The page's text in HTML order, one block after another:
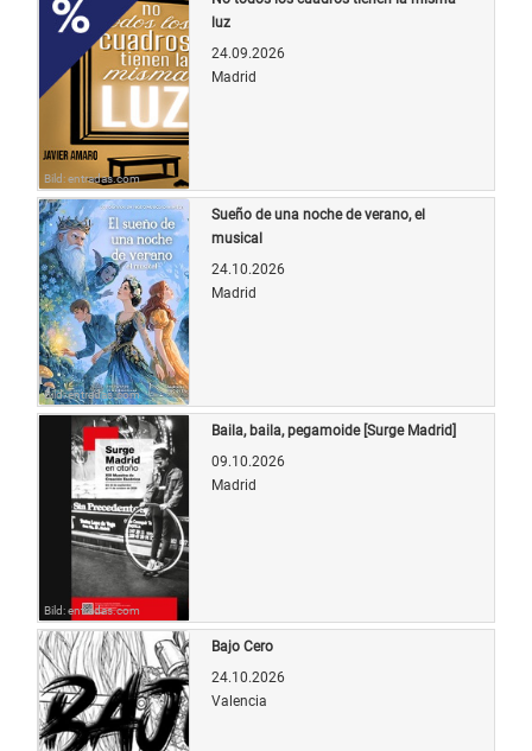
Bild: entradas.com
luz
24.09.2026
Madrid
Bild: entradas.com
Sueño de una noche de verano, el
musical
24.10.2026
Madrid
Bild: entradas.com
Baila, baila, pegamoide [Surge Madrid]
09.10.2026
Madrid
Bajo Cero
24.10.2026
Valencia